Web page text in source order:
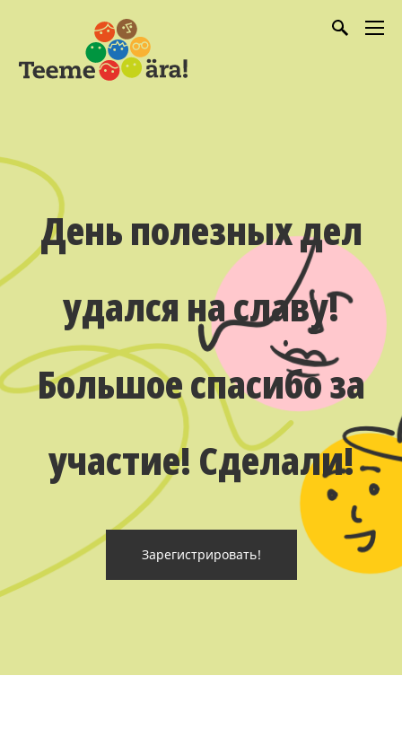
День полезных дел
удался на славу!
Большое спасибо за
участие! Сделали!
Зарегистрировать!